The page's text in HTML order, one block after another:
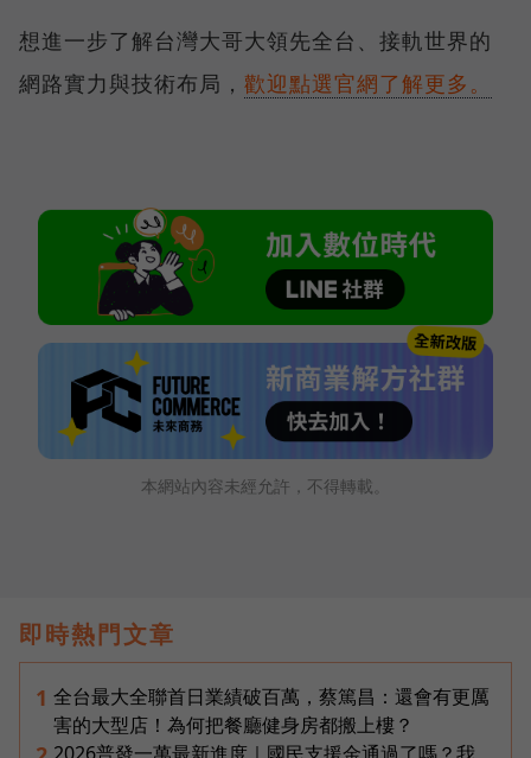
想進一步了解台灣大哥大領先全台、接軌世界的
網路實力與技術布局， 歡迎點選官網了解更多。
本網站內容未經允許，不得轉載。
即時熱門文章
1 全台最大全聯首日業績破百萬，蔡篤昌：還會有更厲
害的大型店！為何把餐廳健身房都搬上樓？